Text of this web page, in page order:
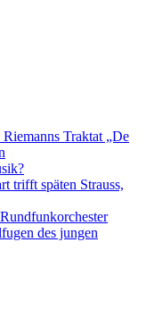
Traktat „De
trifft späten Strauss,
des jungen